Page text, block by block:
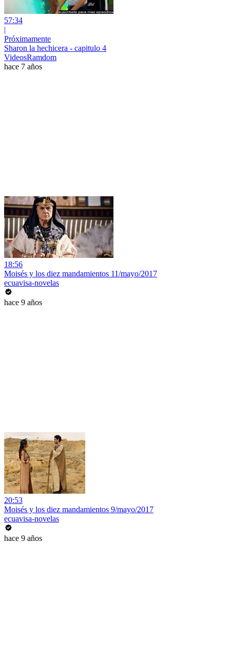
57:34
|
Próximamente
Sharon la hechicera - capitulo 4
VideosRamdom
hace 7 años
18:56
Moisés y los diez mandamientos 11/mayo/2017
ecuavisa-novelas
hace 9 años
20:53
Moisés y los diez mandamientos 9/mayo/2017
ecuavisa-novelas
hace 9 años